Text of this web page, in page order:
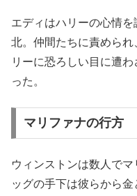
エディはハリーの心情
北。仲間たちに責めら
リーに恐ろしい目に遭
った。
マリファナの行方
ウィンストンは数人で
ッグの手下は彼らから